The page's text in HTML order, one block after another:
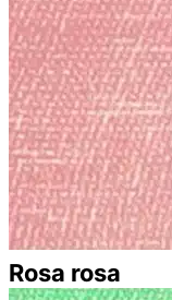
Rosa rosa